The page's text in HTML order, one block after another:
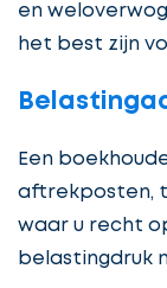
en
het best zijn
Een
aftrekposten,
waar u recht
belastingdruk